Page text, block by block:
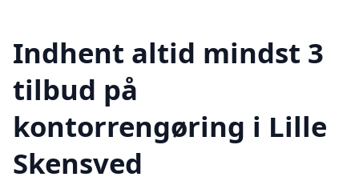
Indhent altid mindst 3
tilbud på
kontorrengøring i Lille
Skensved